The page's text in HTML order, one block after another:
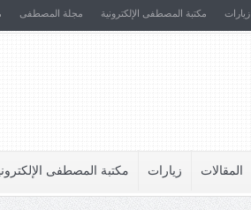
زيارات مكتبة المصطفى الإلكترونية مجلة المصطفى
المقالات زيارات مكتبة المصطفى